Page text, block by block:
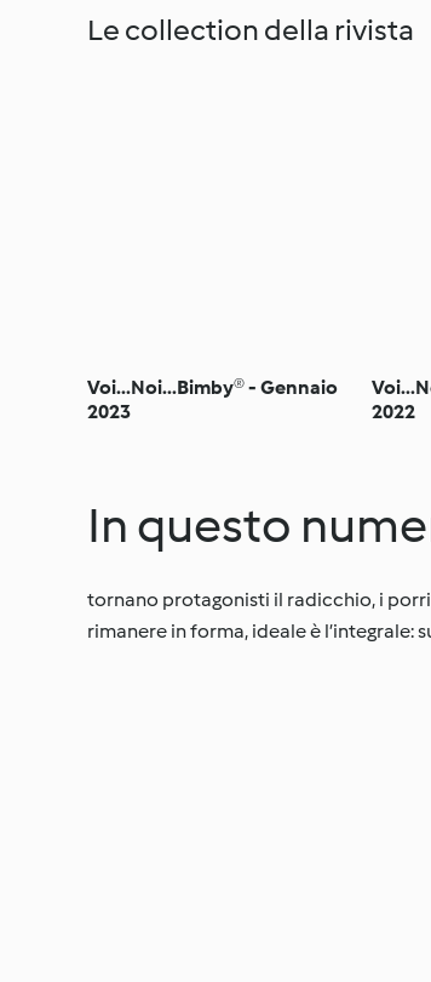
Le collection della rivista
Voi...Noi...Bimby® - Gennaio
2023
2022
In questo
tornano protagonisti il radicchio, i
rimanere in forma, ideale è l’integrale: